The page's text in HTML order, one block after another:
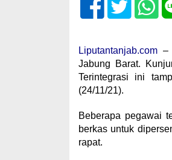
Liputantanjab.com–
Jabung Barat.
Terintegrasi ini
(24/11/21).
Beberapa pegawai
berkas untuk
rapat.